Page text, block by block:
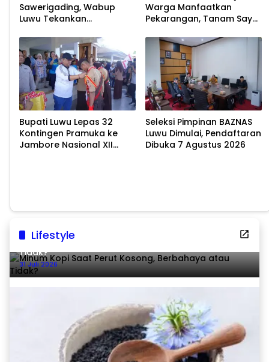
Sawerigading, Wabup
Luwu Tekankan
Warga Manfaatkan
Pekarangan, Tanam Sayur
Bupati Luwu Lepas 32
Kontingen Pramuka ke
Jambore Nasional XII
Seleksi Pimpinan BAZNAS
Luwu Dimulai, Pendaftaran
Dibuka 7 Agustus 2026
Lifestyle
Minum Kopi Saat Perut Kosong, Berbahaya atau
Tidak?
31 Juli 2026